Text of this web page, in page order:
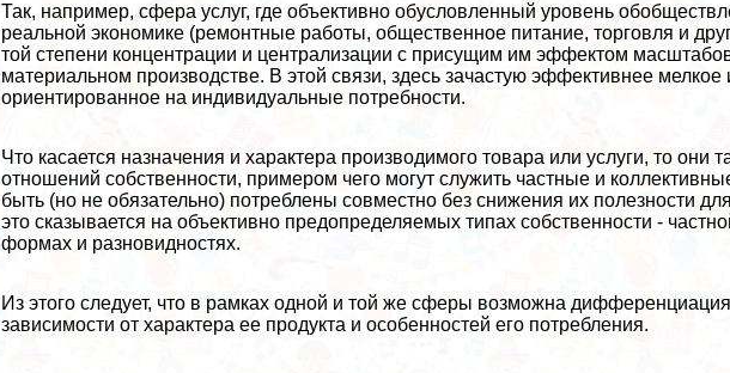
Так, например, сфера услуг, где объективно обусловленный уровень
реальной экономике (ремонтные работы, общественное питание, торговля и
той степени концентрации и централизации с присущим им эффектом
материальном производстве. В этой связи, здесь зачастую эффективнее мелкое
ориентированное на индивидуальные потребности.
Что касается назначения и хаpaктера производимого товара или услуги, то они
отношений собственности, примером чего могут служить частные и
быть (но не обязательно) потрeблены совместно без снижения их полезности
это сказывается на объективно предопределяемых типах собственности -
формах и разновидностях.
Из этого следует, что в рамках одной и той же сферы возможна
зависимости от хаpaктера ее продукта и особенностей его потрeбления.